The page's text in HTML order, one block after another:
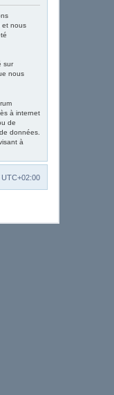
et nous
sur
nous
à internet
de
données.
à
UTC+02:00